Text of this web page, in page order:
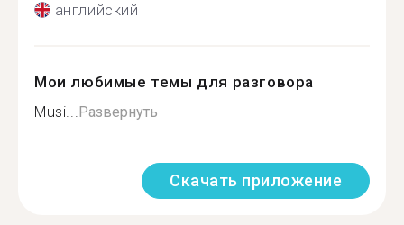
английский
Мои любимые темы для разговора
Musi... Развернуть
Скачать приложение